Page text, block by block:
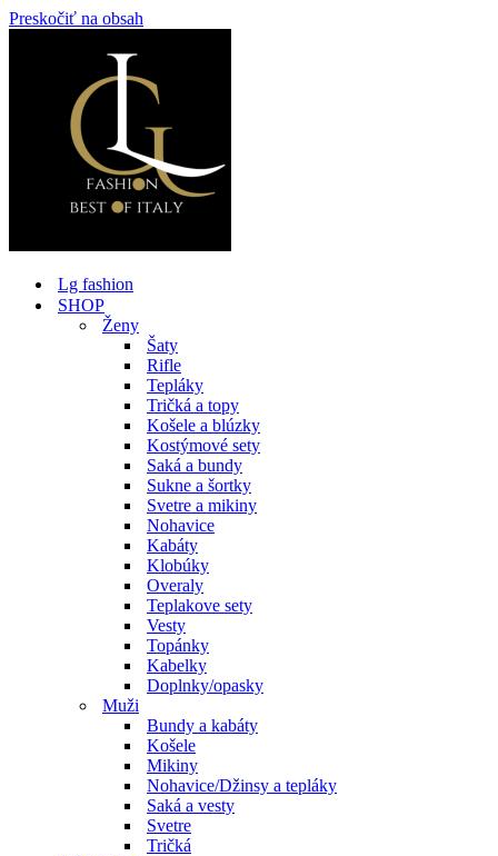
Preskočiť na obsah
Lg fashion
SHOP
Ženy
Šaty
Rifle
Tepláky
Tričká a topy
Košele a blúzky
Kostýmové sety
Saká a bundy
Sukne a šortky
Svetre a mikiny
Nohavice
Kabáty
Klobúky
Overaly
Teplakove sety
Vesty
Topánky
Kabelky
Doplnky/opasky
Muži
Bundy a kabáty
Košele
Mikiny
Nohavice/Džinsy a tepláky
Saká a vesty
Svetre
Tričká